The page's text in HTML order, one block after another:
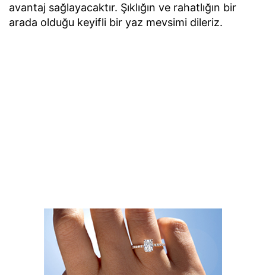
avantaj sağlayacaktır. Şıklığın ve rahatlığın bir
arada olduğu keyifli bir yaz mevsimi dileriz.